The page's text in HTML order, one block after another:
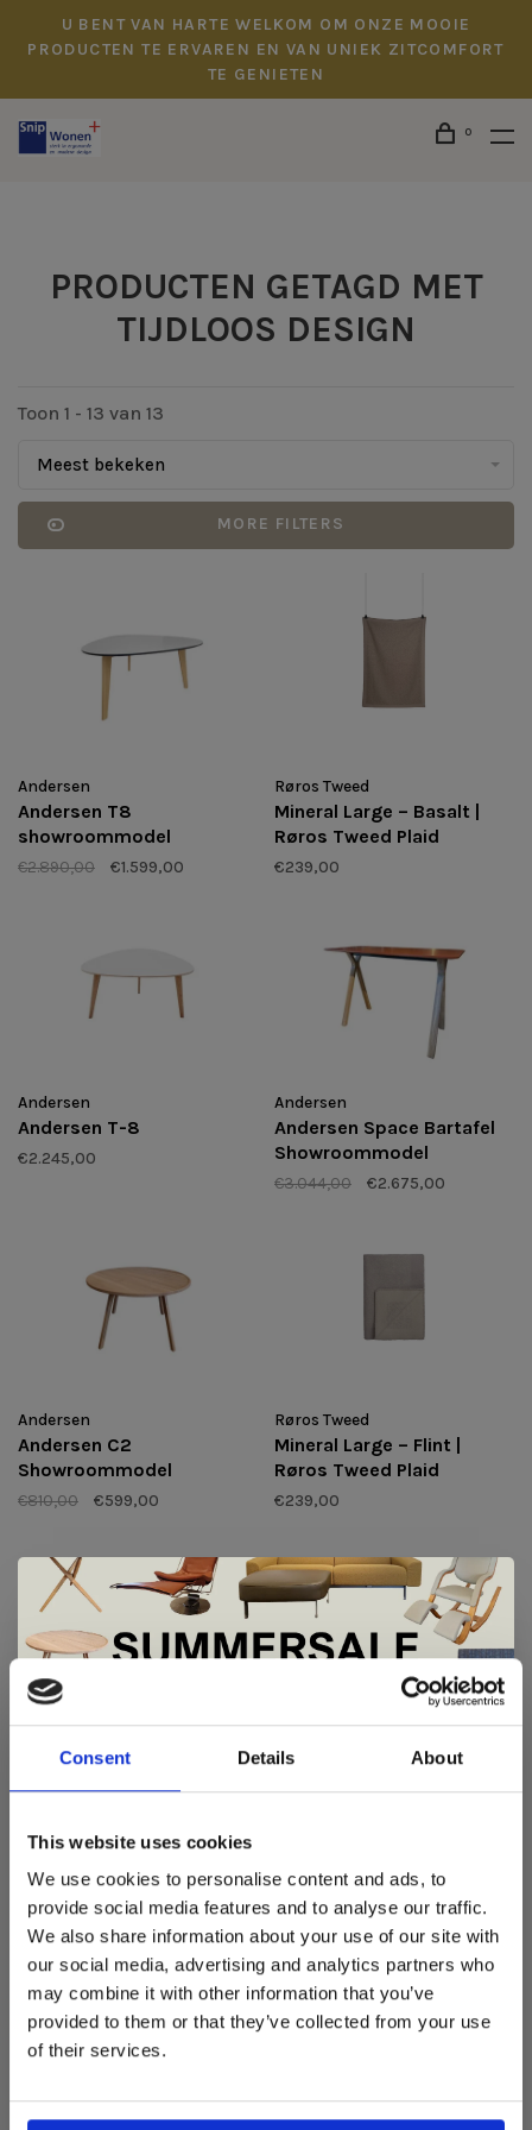
Consent Details About
This website uses cookies
We use cookies to personalise content and ads, to
provide social media features and to analyse our traffic.
We also share information about your use of our site with
our social media, advertising and analytics partners who
may combine it with other information that you’ve
provided to them or that they’ve collected from your use
of their services.
U BENT VAN HARTE WELKOM OM ONZE MOOIE
PRODUCTEN TE ERVAREN EN VAN UNIEK ZITCOMFORT
TE GENIETEN
0
PRODUCTEN GETAGD MET
TIJDLOOS DESIGN
Toon 1 - 13 van 13
Meest bekeken
MORE FILTERS
Andersen
Andersen T8
showroommodel
€2.890,00 €1.599,00
Røros Tweed
Mineral Large – Basalt |
Røros Tweed Plaid
€239,00
Andersen
Andersen T-8
€2.245,00
Andersen
Andersen Space Bartafel
Showroommodel
€3.044,00 €2.675,00
Andersen
Andersen C2
Showroommodel
€810,00 €599,00
Røros Tweed
Mineral Large – Flint |
Røros Tweed Plaid
€239,00
Mineral Large – Sand |
Røros Tweed Plaid
Andersen C2
€575,00
Andersen
showroom
bijzettafel
De Summer Sale bij Snip Wonen+ is
gestart!
woonaccessoires aan te schaffen met aantrekkelijke kortingen.
In onze showroom vind je een uitgebreide selectie
designmeubelen van gerenommeerde Nederlandse en Europese
merken. Onder andere showroommodellen vanHarvink ,
Gelderland,Swedese,Sculptures JeuxenArtisanzijn nu extra
voordelig verkrijgbaar. Profiteer van unieke aanbiedingen zolang
de voorraad strekt!
Liever nieuw bestellen? Ook dan krijgt u een vriendelijke
designmeubel geheel naar wens samen te stellen, met de